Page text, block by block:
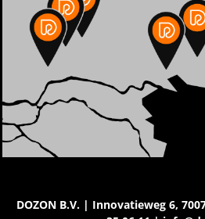
DOZON B.V. | Innovatieweg 6,